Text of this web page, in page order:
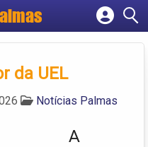
empresa
da UEL
Notícias Palmas
A